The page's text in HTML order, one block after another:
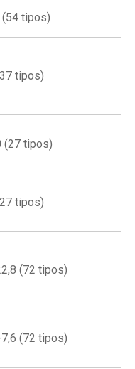
tipos)
tipos)
(27 tipos)
tipos)
(72 tipos)
(72 tipos)